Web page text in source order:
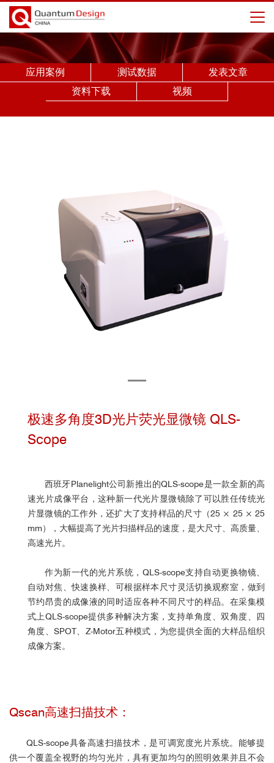
应用案例 测试数据
发表文章
资料下载
视频
极速多角度3D光片荧光显微镜 QLS-
Scope
西班牙Planelight公司新推出的QLS-scope是一款全新的高
速光片成像平台，这种新一代光片显微镜除了可以胜任传统光
片显微镜的工作外，还扩大了支持样品的尺寸（25 × 25 × 25
mm），大幅提高了光片扫描样品的速度，是大尺寸、高质量、
高速光片。
作为新一代的光片系统，QLS-scope支持自动更换物镜、
自动对焦、快速换样、可根据样本尺寸灵活切换观察室，做到
节约昂贵的成像液的同时适应各种不同尺寸的样品。在采集模
式上QLS-scope提供多种解决方案，支持单角度、双角度、四
角度、SPOT、Z-Motor五种模式，为您提供全面的大样品组织
成像方案。
Qscan高速扫描技术：
QLS-scope具备高速扫描技术，是可调宽度光片系统。能够提
供一个覆盖全视野的均匀光片，具有更加均匀的照明效果并且不会